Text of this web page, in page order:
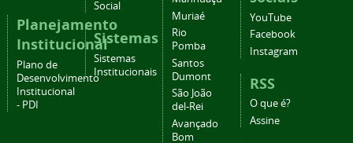
Planejamento
Institucional
Plano de
Desenvolvimento
Institucional
- PDI
Social
Sistemas
Sistemas
Institucionais
Muriaé
Rio
Pomba
Santos
Dumont
São João
del-Rei
Avançado
Bom
YouTube
Facebook
Instagram
RSS
O que é?
Assine